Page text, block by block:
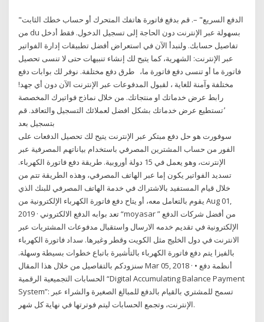
"الدفع السريع" –. قم بدفع فاتورة هاتفك المتحرك أو حساب خطك الثابت
من du بسهولة عبر الإنترنت دون الحاجة إلى تسجيل الدخول. فقط أدخل
تفاصيل حسابك. ولنبدأ الآن في استعراض أفضل تطبيقات إدارة الفواتير
عبر الإنترنت: الشهرية، كما يتيح لك إنشاء تنبيهات حتى لا تنسى تحصيل
فاتورة ما أو تنسى دفع فاتورة ما، طرق دفع مختلفة. نوفر لك بوابات دفع
مختلفة وآمنة للغاية ، لقبول المدفوعات عبر الإنترنت الآن دون أي جهد!
رابط عرض خدماتك او منتجاتك. من خلال نماذج فواتيرك المخصصة
٬تستطيع عرض خدماتك بشكل افضل لعملائك التسجيل والتعاقد. قم
بتسجيل بعد
سوفورت هو حل دفع مبتكر عبر الإنترنت يتيح لك تحصيل الدفعات على
الفور من حساب المشترين المصرفي باستخدام بياناتهم المصرفية عبر
الإنترنت، وهو يعمل في 15 دولة أوروبية. طريقة دفع فاتورة الكهرباء.
تسديد الفواتير يكون إما عبر الهاتف المصرفي، وهذه الطريقة تتم من
خلال قيام المستفيد بالاشتراك في خدمة الهاتف المصرفي للبنك الذي
يقوم بالتعامل معه، أو يتاح دفع فاتورة الكهرباء الإلكترونية من Aug 01,
2019 · تعد بوابه الدفع الالكتروني “moyasar ” من أفضل شركات الدفع
الإلكترونية في تقديم خدمه الارسال واستقبال مدفوعات المشتريات عبر
الانترنت في دول الخليج مثل الكويت وقطر وغيرها. سداد فاتورة الكهرباء
بالفيزا يتم دفع فاتورة الكهرباء بالتأشيرة باتباع خطوات بسيطة وسهلة.
سنزودكم بالتفاصيل من خلال هذا المقال Mar 05, 2018 · • أنظمة دفع
الحسابات التجميعية الرقمية “Digital Accumulating Balance Payment
System”: تسمح للمشتري بالقيام بالدفع للمبالغ الصغيرة والشراء عبر
الإنترنت، وتجمع الحسابات ليتم فوترتها في نهاية كل شهر.